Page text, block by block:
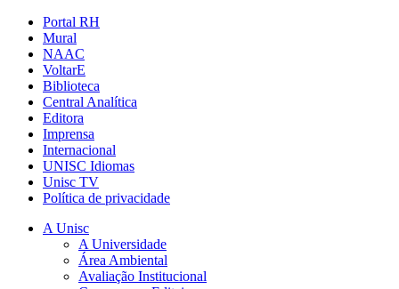
Portal RH
Mural
NAAC
VoltarE
Biblioteca
Central Analítica
Editora
Imprensa
Internacional
UNISC Idiomas
Unisc TV
Política de privacidade
A Unisc
A Universidade
Área Ambiental
Avaliação Institucional